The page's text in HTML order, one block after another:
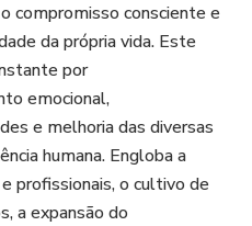
compromisso consciente e
da própria vida. Este
por
emocional,
e melhoria das diversas
humana. Engloba a
profissionais, o cultivo de
a expansão do